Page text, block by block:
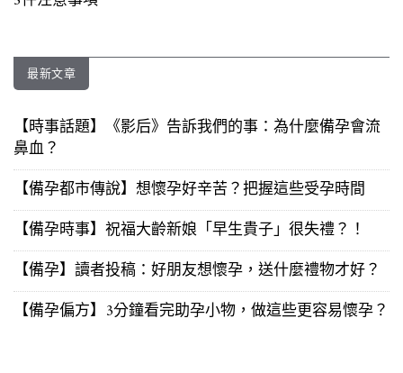
最新文章
【時事話題】《影后》告訴我們的事：為什麼備孕會流
鼻血？
【備孕都市傳說】想懷孕好辛苦？把握這些受孕時間
【備孕時事】祝福大齡新娘「早生貴子」很失禮？！
【備孕】讀者投稿：好朋友想懷孕，送什麼禮物才好？
【備孕偏方】3分鐘看完助孕小物，做這些更容易懷孕？